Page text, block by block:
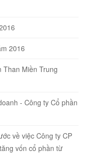
2016
Than Miền Trung
- Công ty Cổ phần
về việc Công ty CP
vốn cổ phần từ